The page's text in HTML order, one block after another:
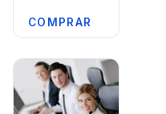
COMPRAR